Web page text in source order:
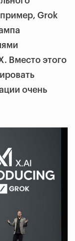
Grok
Вместо этого
очень